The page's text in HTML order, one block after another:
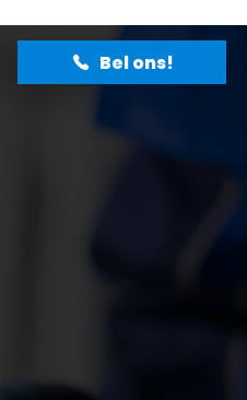
Bel ons!